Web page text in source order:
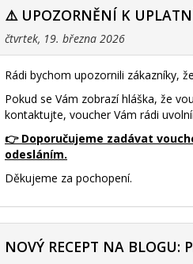
⚠️ UPOZORNĚNÍ K
čtvrtek, 19. března 2026
Rádi bychom upozornili zákazníky,
Pokud se Vám zobrazí hláška, že
kontaktujte, voucher Vám rádi
👉 Doporučujeme zadávat
odesláním.
Děkujeme za pochopení.
NOVÝ RECEPT NA BLOGU: